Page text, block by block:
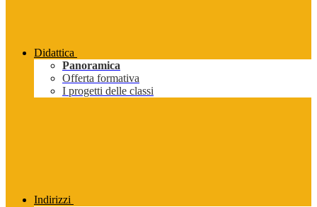
Didattica
Panoramica
Offerta formativa
I progetti delle classi
Indirizzi